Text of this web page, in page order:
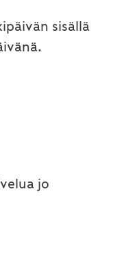
sisällä
jo